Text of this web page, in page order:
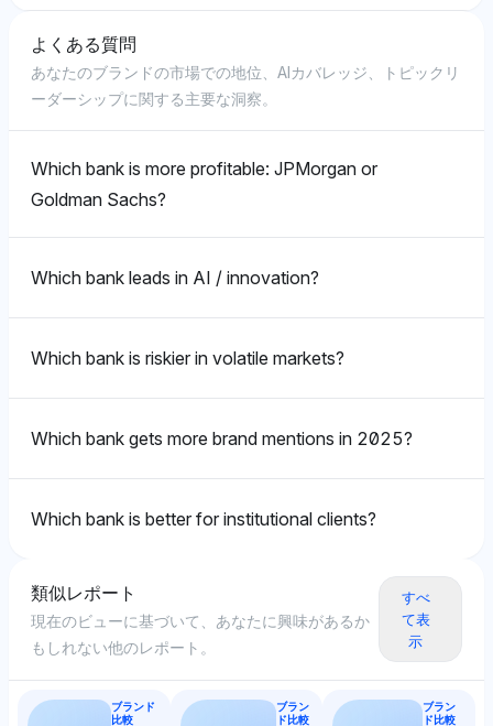
います。
で、強い好みは示されていないが、複合的な小売および
投資サービスにおける彼らの制度的強さを認識していま
す。認識は、確立された市場での存在に焦点を当ててい
ます。
Perplexity
Perplexityは、JPMorgan Chaseを2.5%の視認性でト
ップに位置づけ、BoA、Chase、Wells Fargo、
バレッジに対して中立からポジティブなトーンを示して
います。小売および投資スペースでの採用パターンに焦
でJPMorgan Chaseに偏っており、Goldman Sachsの
3.2%を上回り、堅実な小売存在によって推進されたよ
り強い顧客および投資家の忠誠心を示しています。トー
Geminiは、Goldman SachsとJPMorgan Chaseの視認
ていませんが、制度的文脈におけるバランスの取れた忠
す。
Deepseek
Deepseekは、Goldman Sachsの1.4%に対して2.5%
および制度的エコシステムに関連しています。トーンは
中立的で、比較の存在に焦点を当ててデータに基づいて
います。
Perplexity
Perplexityは、Wells FargoとGoldman Sachsの視認性
シェアをそれぞれ2.9%と2.2%と強調し、持続的なメ
ディアの精査を引き寄せる著名なスキャンダルに焦点を
当てています。トーンは中立的で、生の視認性データに
ィアの物語の重要なテーマであることを示しています。
Sachs（6.5%）を強く支持し、最も高い視認性シェア
を持ち、重大な金融イベントやスキャンダルへの関与に
信に溢れ、規模と影響力により業界の論争におけるメデ
ィアの議論の中心として両行を描写しています。
Gemini
Deutsche Bank、JPMorgan Chase（すべて2.9%）と
共に支持し、その制度的意義によるスキャンダルのメデ
ィア報道における再発見の存在を強調しています。トー
ンは中立で、メディアの注目の代理として視認性に焦点
を当てており、これらの銀行が金融危機の際に頻繁にス
ポットライトを当てられることを示唆しています。
Chatgpt
ChatGPTは、JPMorgan Chaseの7.9%に対して
Goldman Sachsを8.6%の視認性シェアで支持してお
り、認識のわずかな優位性を示唆しています。トーンは
中立的で、視認性指標のみに焦点を当てています。
Perplexity
Perplexityは明確な好みを示さず、Goldman Sachsと
取れた認識を示唆しています。トーンは中立的で、公平
にそれぞれ3.6%の視認性シェアを認識しており、
トを得ています。トーンは中立的で、直接的な視認性指
標に集中しています。これは、制度的認識におけるAIの
関連性の平等性を示唆しています。
Grok
よくある質問
あなたのブランドの市場での地位、AIカバレッジ、トピックリ
ーダーシップに関する主要な洞察。
Which bank is more profitable: JPMorgan or
Goldman Sachs?
Which bank leads in AI / innovation?
Which bank is riskier in volatile markets?
Which bank gets more brand mentions in 2025?
Which bank is better for institutional clients?
類似レポート
現在のビューに基づいて、あなたに興味があるか
もしれない他のレポート。
すべ
て表
示
ブランド
比較
ブラン
ド比較
ブラン
ド比較